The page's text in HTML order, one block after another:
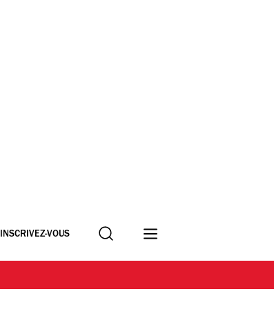
INSCRIVEZ-VOUS Recherche